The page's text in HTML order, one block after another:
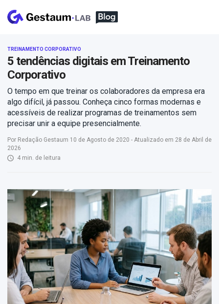
TREINAMENTO CORPORATIVO
5 tendências digitais em Treinamento
Corporativo
O tempo em que treinar os colaboradores da empresa era
algo difícil, já passou. Conheça cinco formas modernas e
acessíveis de realizar programas de treinamentos sem
precisar unir a equipe presencialmente.
Por Redação Gestaum 10 de Agosto de 2020 - Atualizado em 28 de Abril de
2026
4 min. de leitura